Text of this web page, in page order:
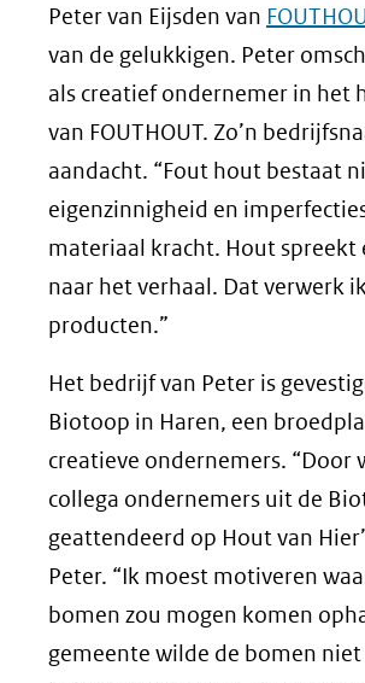
Peter van Eijsden van
van de gelukkigen. Peter
als creatief ondernemer in het
van FOUTHOUT. Zo’n
aandacht. “Fout hout bestaat
eigenzinnigheid en
materiaal kracht. Hout spreekt
naar het verhaal. Dat verwerk
producten.”
Het bedrijf van Peter is
Biotoop in Haren, een
creatieve ondernemers. “Door
collega ondernemers uit de
geattendeerd op Hout van
Peter. “Ik moest motiveren
bomen zou mogen komen
gemeente wilde de bomen niet